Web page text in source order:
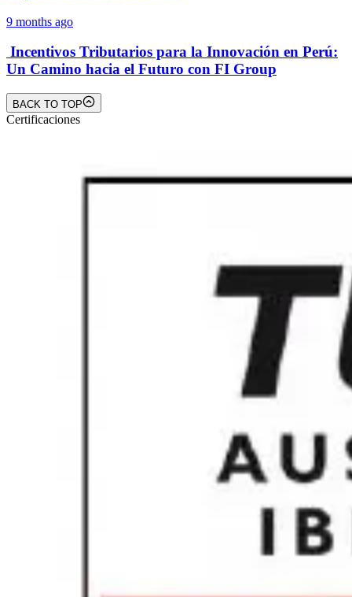
9 months ago
Incentivos Tributarios para la Innovación en Perú:
Un Camino hacia el Futuro con FI Group
BACK TO TOP
Certificaciones